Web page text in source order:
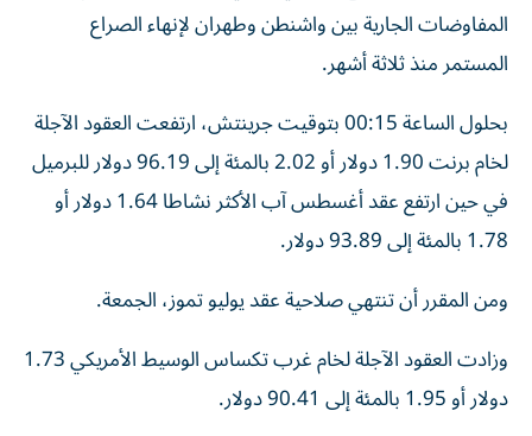
المفاوضات الجارية بين واشنطن ‌وطهران لإنهاء الصراع
‌المستمر منذ ثلاثة أشهر.
بحلول الساعة 00:15 بتوقيت جرينتش، ارتفعت العقود الآجلة
لخام برنت 1.90 دولار أو 2.02 ‌بالمئة إلى 96.19 دولار للبرميل
في حين ارتفع عقد ⁠أغسطس آب الأكثر نشاطا 1.64 دولار أو
1.78 بالمئة إلى 93.89 دولار.
ومن المقرر أن تنتهي صلاحية عقد يوليو تموز، الجمعة.
وزادت العقود الآجلة لخام غرب تكساس الوسيط الأمريكي 1.73
دولار أو 1.95 بالمئة ​إلى 90.41 دولار.